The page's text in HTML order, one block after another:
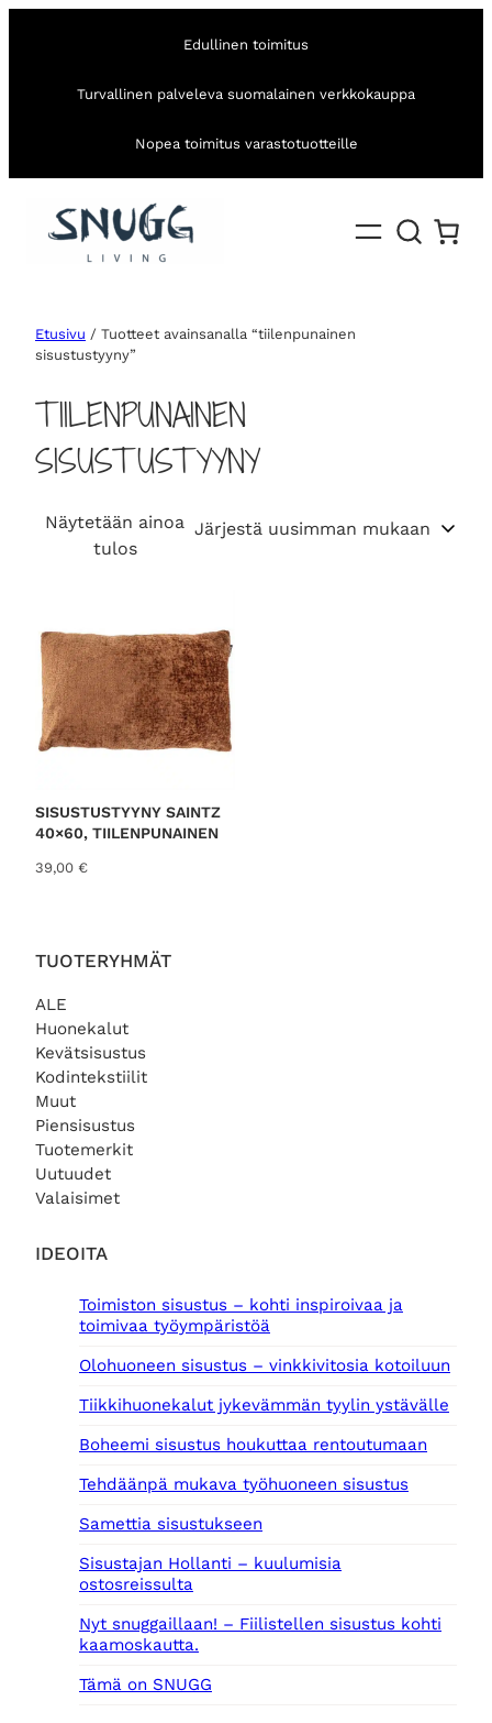
Edullinen toimitus
Turvallinen palveleva suomalainen verkkokauppa
Nopea toimitus varastotuotteille
TUOTERYHMÄT
ALE
Huonekalut
Kevätsisustus
Kodintekstiilit
Muut
Piensisustus
Tuotemerkit
Uutuudet
Valaisimet
IDEOITA
Toimiston sisustus – kohti inspiroivaa ja
toimivaa työympäristöä
Olohuoneen sisustus – vinkkivitosia kotoiluun
Tiikkihuonekalut jykevämmän tyylin ystävälle
Boheemi sisustus houkuttaa rentoutumaan
Tehdäänpä mukava työhuoneen sisustus
Samettia sisustukseen
Sisustajan Hollanti – kuulumisia
ostosreissulta
Nyt snuggaillaan! – Fiilistellen sisustus kohti
kaamoskautta.
Tämä on SNUGG
Etusivu / Tuotteet avainsanalla “tiilenpunainen
sisustustyyny”
TIILENPUNAINEN
SISUSTUSTYYNY
Näytetään ainoa
tulos
SISUSTUSTYYNY SAINTZ
40×60, TIILENPUNAINEN
39,00 €